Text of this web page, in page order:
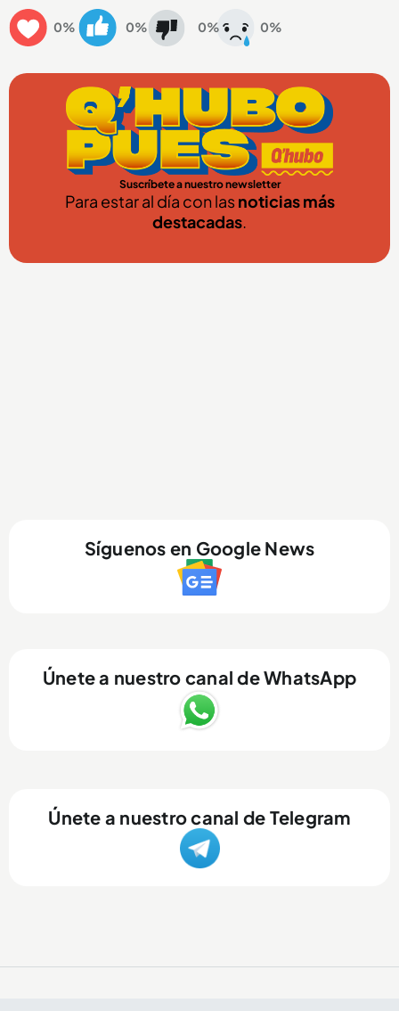
0% 0% 0% 0%
Suscríbete a nuestro newsletter
Para estar al día con lasnoticias más
destacadas.
Síguenos en Google News
Únete a nuestro canal de WhatsApp
Únete a nuestro canal de Telegram